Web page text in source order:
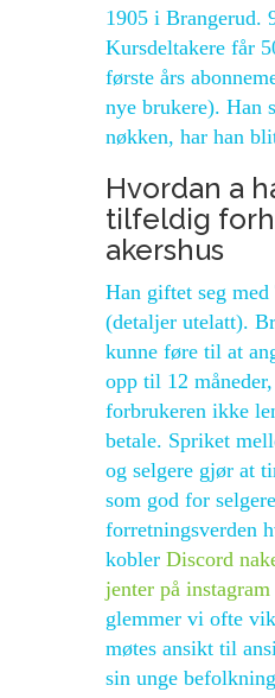
1905 i Brangerud.
Kursdeltakere får
første års
nye brukere). Han
nøkken, har han
Hvordan a
tilfeldig
akershus
Han giftet seg
(detaljer utelatt).
kunne føre til at
opp til 12
forbrukeren ikke
betale. Spriket
og selgere gjør at
som god for
forretningsverden
kobler Discord
jenter på instagram
glemmer vi ofte
møtes ansikt til
sin unge